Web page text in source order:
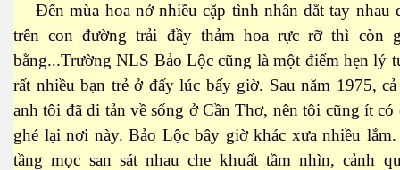
Đến mùa hoa nở nhiều cặp tình nhân dắt tay nhau
trên con đường trải đầy thảm hoa rực rỡ thì còn
bằng...Trường NLS Bảo Lộc cũng là một điểm hẹn lý
rất nhiều bạn trẻ ở đấy lúc bấy giờ. Sau năm 1975,
anh tôi đã di tản về sống ở Cần Thơ, nên tôi cũng ít có
ghé lại nơi này. Bảo Lộc bây giờ khác xưa nhiều lắm.
tầng mọc san sát nhau che khuất tầm nhìn, cảnh